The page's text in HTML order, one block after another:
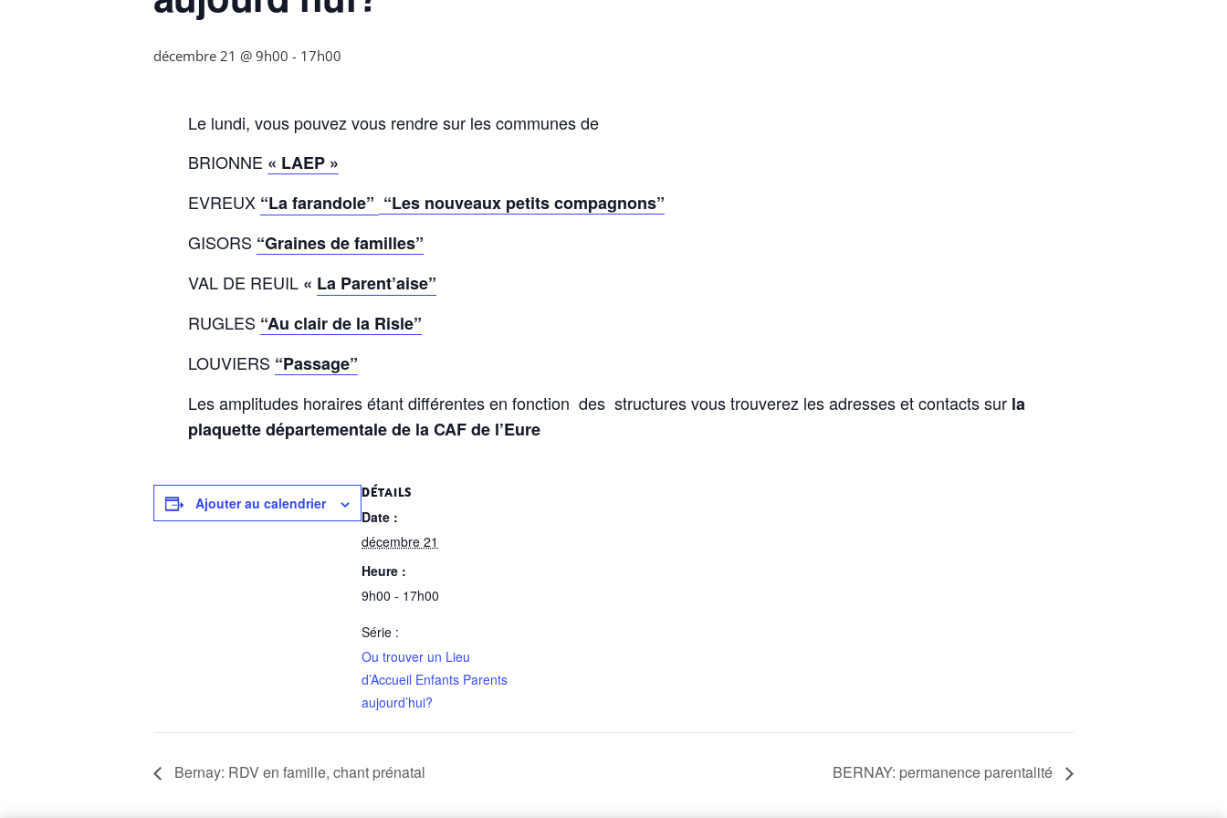
décembre 21 @ 9h00 - 17h00
Le lundi, vous pouvez vous rendre sur les communes de
BRIONNE « LAEP »
EVREUX “La farandole” “Les nouveaux petits compagnons”
GISORS “Graines de familles”
VAL DE REUIL« La Parent’aise”
RUGLES “Au clair de la Risle”
LOUVIERS “Passage”
Les amplitudes horaires étant différentes en fonction des structures vous trouverez les adresses et contacts sur la
plaquette départementale de la CAF de l’Eure
Ajouter au calendrier
DÉTAILS
Date :
décembre 21
Heure :
9h00 - 17h00
Série :
Ou trouver un Lieu
d’Accueil Enfants Parents
aujourd’hui?
Bernay: RDV en famille, chant prénatal BERNAY: permanence parentalité